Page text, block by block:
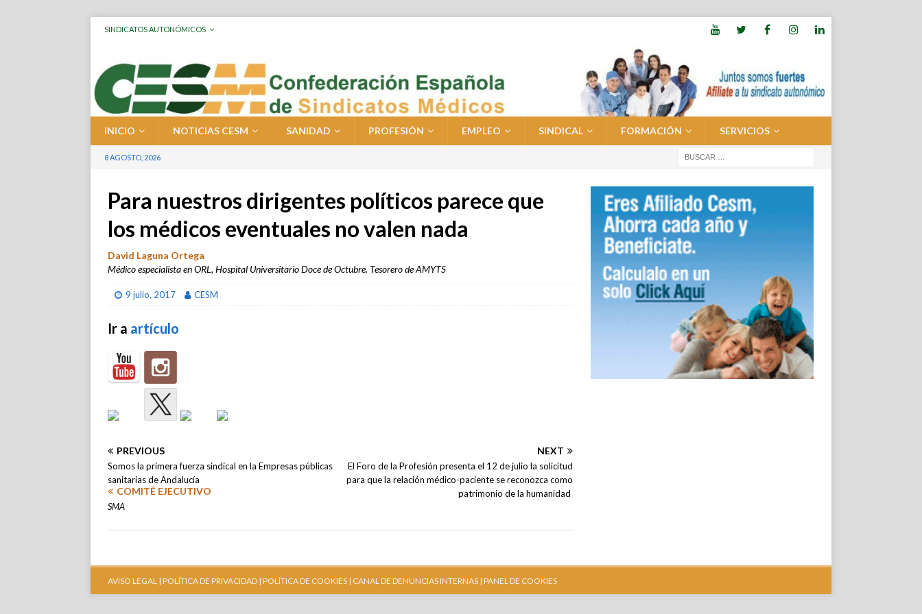
SINDICATOS AUTONÓMICOS
INICIO NOTICIAS CESM SANIDAD PROFESIÓN EMPLEO SINDICAL FORMACIÓN SERVICIOS
8 AGOSTO, 2026
Para nuestros dirigentes políticos parece que
los médicos eventuales no valen nada
David Laguna Ortega
Médico especialista en ORL, Hospital Universitario Doce de Octubre. Tesorero de AMYTS
9 julio, 2017 CESM
Ir a artículo
PREVIOUS
Somos la primera fuerza sindical en la Empresas públicas
sanitarias de Andalucía
COMITÉ EJECUTIVO
SMA
NEXT
El Foro de la Profesión presenta el 12 de julio la solicitud
para que la relación médico-paciente se reconozca como
patrimonio de la humanidad
AVISO LEGAL | POLÍTICA DE PRIVACIDAD | POLÍTICA DE COOKIES | CANAL DE DENUNCIAS INTERNAS | PANEL DE COOKIES